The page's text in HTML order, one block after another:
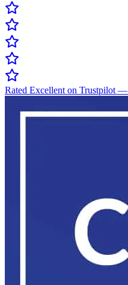
Rated Excellent on Trustpilot—